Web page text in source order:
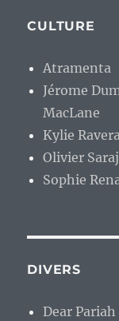
CULTURE
Atramenta
Jérome
MacLane
Kylie
Olivier
Sophie
DIVERS
Dear Pariah